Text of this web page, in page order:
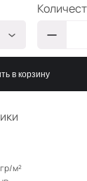
м²
ХУ216
ХУ210
в корзину